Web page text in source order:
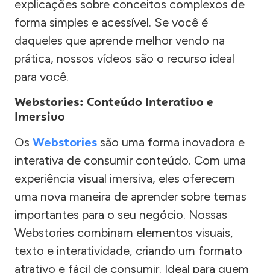
explicações sobre conceitos complexos de
forma simples e acessível. Se você é
daqueles que aprende melhor vendo na
prática, nossos vídeos são o recurso ideal
para você.
Webstories: Conteúdo Interativo e
Imersivo
Os Webstories são uma forma inovadora e
interativa de consumir conteúdo. Com uma
experiência visual imersiva, eles oferecem
uma nova maneira de aprender sobre temas
importantes para o seu negócio. Nossas
Webstories combinam elementos visuais,
texto e interatividade, criando um formato
atrativo e fácil de consumir. Ideal para quem